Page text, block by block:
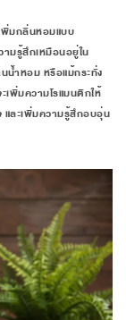
พิ่มกลิ่นหอมแบบ
มรู้สึกเหมือนอยู่ใน
น้ำหอม หรือแม้กระทั่ง
พิ่มความโรแมนติกให้
และเพิ่มความรู้สึกอบอุ่น